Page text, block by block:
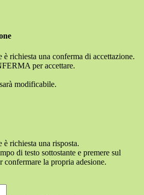
è richiesta una conferma di accettazione.
per accettare.
modificabile.
è richiesta una risposta.
di testo sottostante e premere sul
la propria adesione.